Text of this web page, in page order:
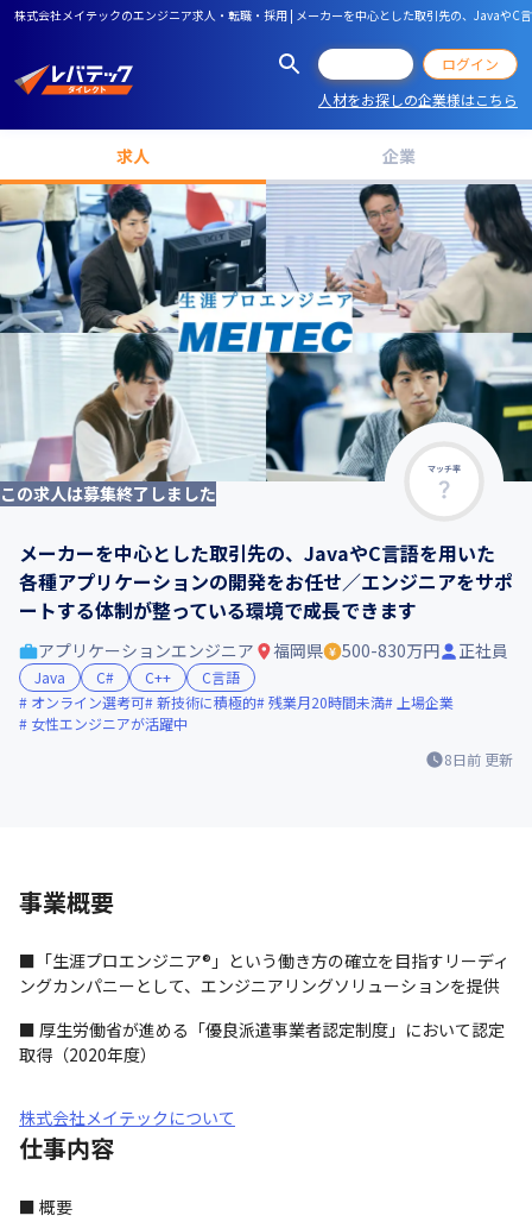
株式会社メイテックのエンジニア求人・転職・採用 | メーカーを中心とした取引先の、Javaや
ログイン
人材をお探しの企業様はこちら
求人 企業
マッチ率
この求人は募集終了しました
メーカーを中心とした取引先の、JavaやC言語を用いた
各種アプリケーションの開発をお任せ／エンジニアをサポ
ートする体制が整っている環境で成長できます
8日前 更新
アプリケーションエンジニア 福岡県 500-830万円 正社員
Java C# C++
C言語
オンライン選考可 新技術に積極的 残業月20時間未満
上場企業
女性エンジニアが活躍中
事業概要
■「生涯プロエンジニア®」という働き方の確立を目指すリーディ
ングカンパニーとして、エンジニアリングソリューションを提供
■ 厚生労働省が進める「優良派遣事業者認定制度」において認定
取得（2020年度）
株式会社メイテックについて
仕事内容
■ 概要